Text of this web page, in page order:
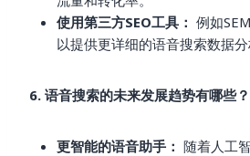
使用第三方SEO工具： 例如
以提供更详细的语音搜索数据分
6. 语音搜索的未来发展趋势有哪些？
更智能的语音助手： 随着人工